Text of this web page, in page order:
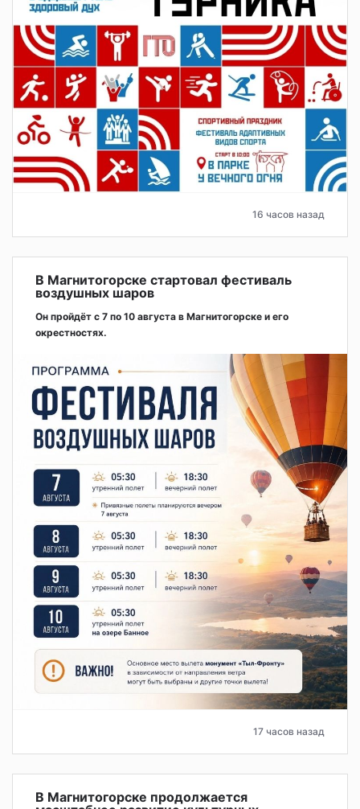
16 часов назад
В Магнитогорске стартовал фестиваль
воздушных шаров
Он пройдёт с 7 по 10 августа в Магнитогорске и его
окрестностях.
17 часов назад
В Магнитогорске продолжается